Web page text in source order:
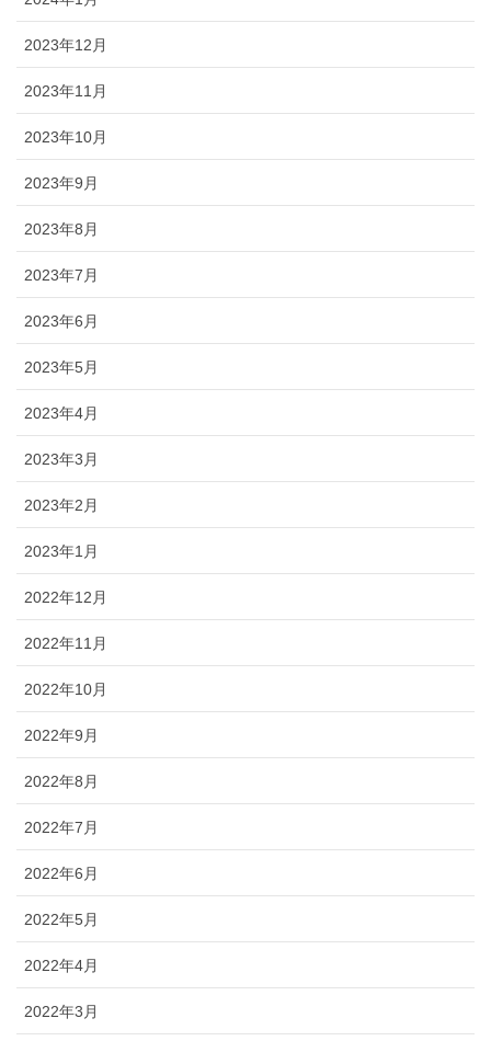
2023年12月
2023年11月
2023年10月
2023年9月
2023年8月
2023年7月
2023年6月
2023年5月
2023年4月
2023年3月
2023年2月
2023年1月
2022年12月
2022年11月
2022年10月
2022年9月
2022年8月
2022年7月
2022年6月
2022年5月
2022年4月
2022年3月